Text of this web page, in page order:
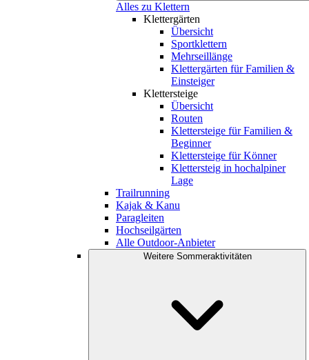
Alles zu Klettern
Klettergärten
Übersicht
Sportklettern
Mehrseillänge
Klettergärten für Familien &
Einsteiger
Klettersteige
Übersicht
Routen
Klettersteige für Familien &
Beginner
Klettersteige für Könner
Klettersteig in hochalpiner
Lage
Trailrunning
Kajak & Kanu
Paragleiten
Hochseilgärten
Alle Outdoor-Anbieter
Weitere Sommeraktivitäten